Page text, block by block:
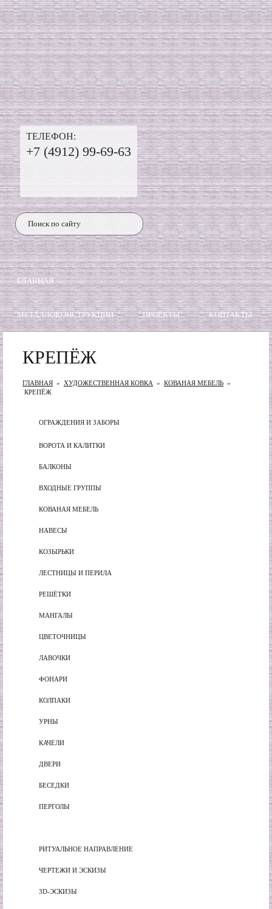
ТЕЛЕФОН:
+7 (4912) 99-69-63
ГЛАВНАЯ ХУДОЖЕСТВЕННАЯ КОВКА
МЕТАЛЛОКОНСТРУКЦИИ ПРОЕКТЫ КОНТАКТЫ
КРЕПЁЖ
ГЛАВНАЯ » ХУДОЖЕСТВЕННАЯ КОВКА » КОВАНАЯ МЕБЕЛЬ »
КРЕПЁЖ
ОГРАЖДЕНИЯ И ЗАБОРЫ
ВОРОТА И КАЛИТКИ
БАЛКОНЫ
ВХОДНЫЕ ГРУППЫ
КОВАНАЯ МЕБЕЛЬ
НАВЕСЫ
КОЗЫРЬКИ
ЛЕСТНИЦЫ И ПЕРИЛА
РЕШЁТКИ
МАНГАЛЫ
ЦВЕТОЧНИЦЫ
ЛАВОЧКИ
ФОНАРИ
КОЛПАКИ
УРНЫ
КАЧЕЛИ
ДВЕРИ
БЕСЕДКИ
ПЕРГОЛЫ
РИТУАЛЬНОЕ НАПРАВЛЕНИЕ
ЧЕРТЕЖИ И ЭСКИЗЫ
3D-ЭСКИЗЫ